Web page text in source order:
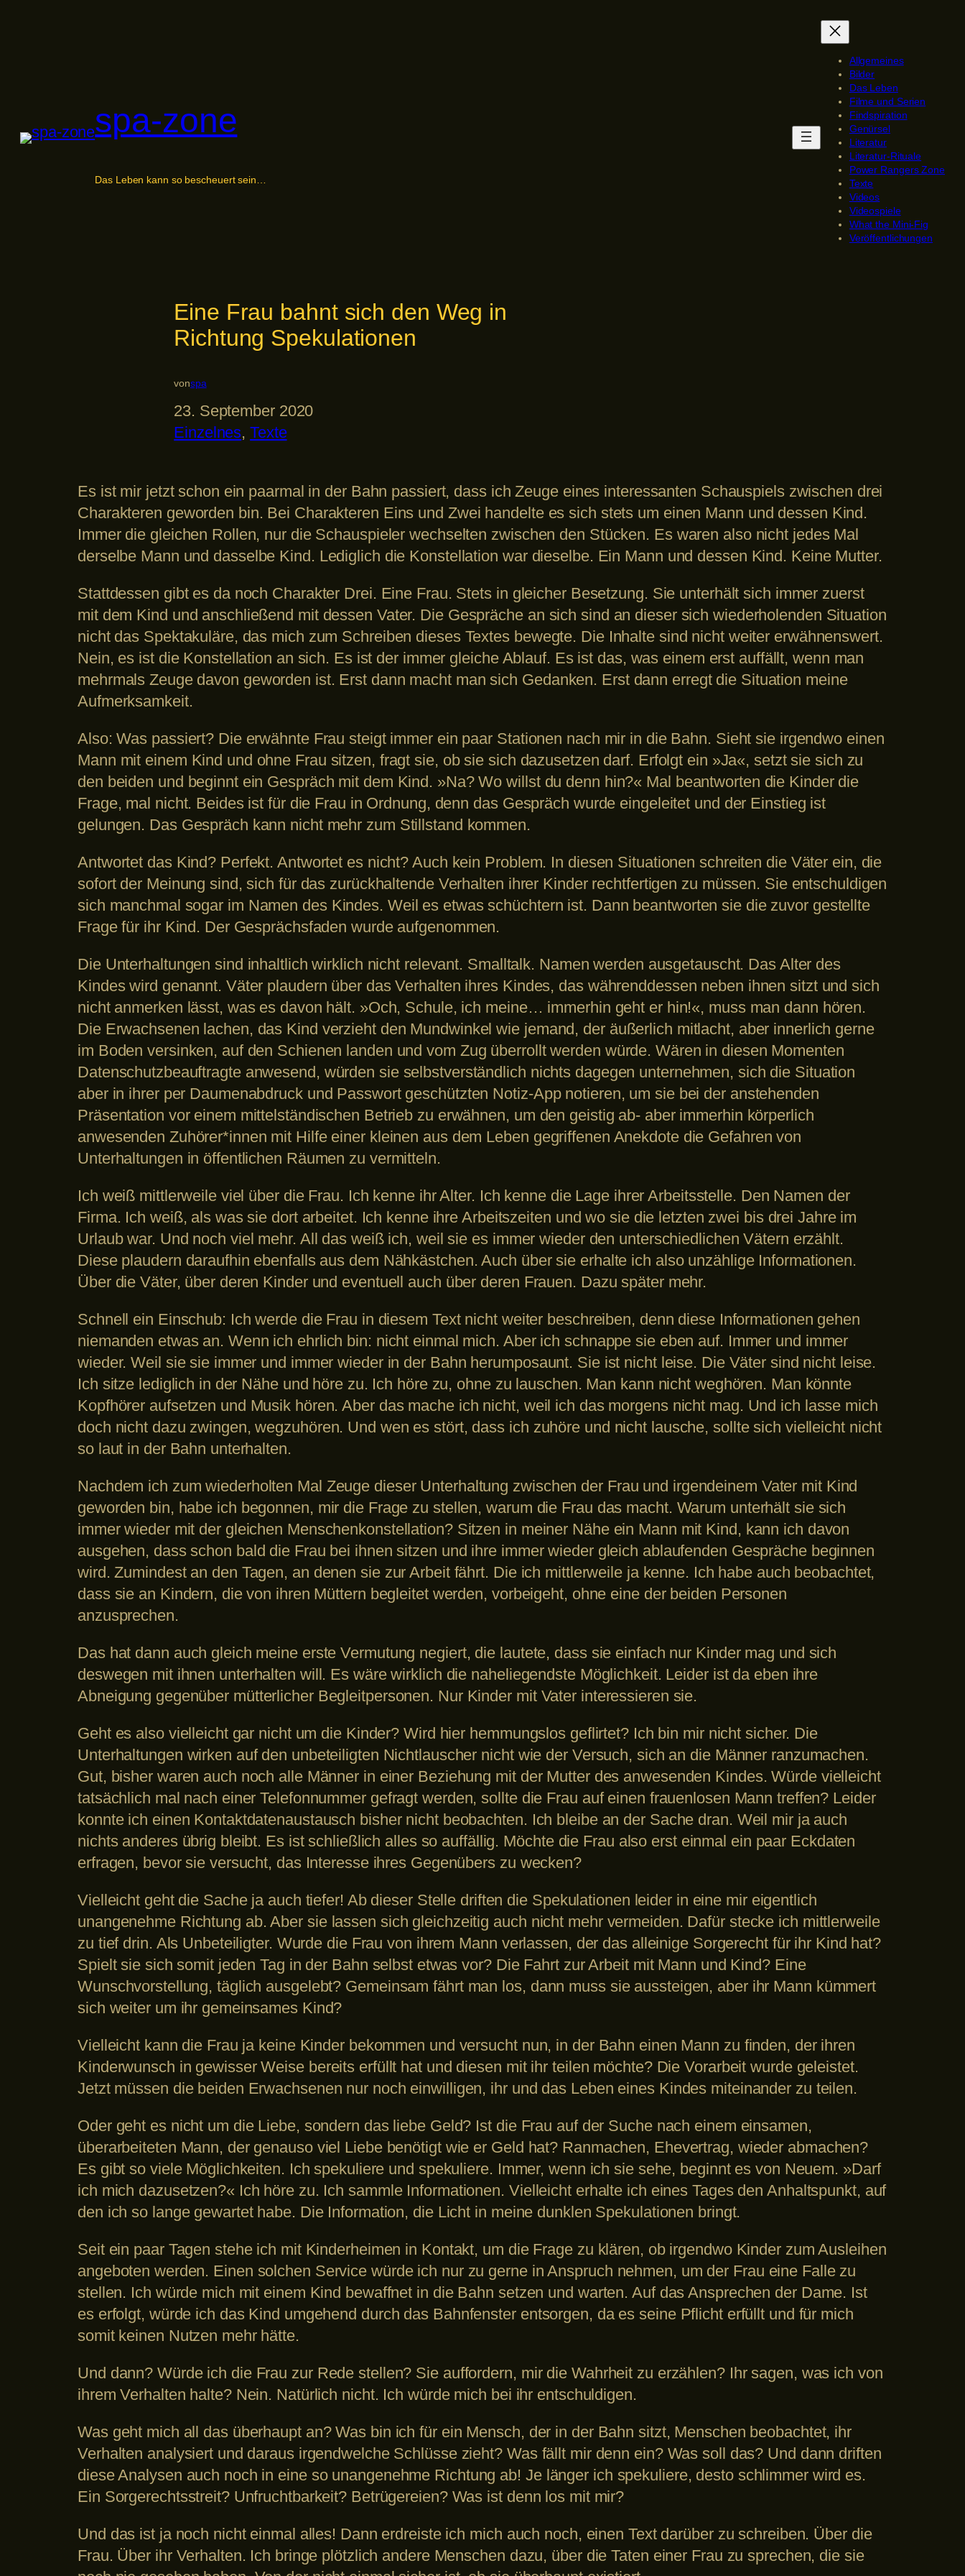
spa-zone
Das Leben kann so bescheuert sein…
Allgemeines
Bilder
Das Leben
Filme und Serien
Findspiration
Genürsel
Literatur
Literatur-Rituale
Power Rangers Zone
Texte
Videos
Videospiele
What the Mini-Fig
Veröffentlichungen
Eine Frau bahnt sich den Weg in
Richtung Spekulationen
vonspa
23. September 2020
Einzelnes, Texte
Es ist mir jetzt schon ein paarmal in der Bahn passiert, dass ich Zeuge eines interessanten Schauspiels zwischen drei
Charakteren geworden bin. Bei Charakteren Eins und Zwei handelte es sich stets um einen Mann und dessen Kind.
Immer die gleichen Rollen, nur die Schauspieler wechselten zwischen den Stücken. Es waren also nicht jedes Mal
derselbe Mann und dasselbe Kind. Lediglich die Konstellation war dieselbe. Ein Mann und dessen Kind. Keine Mutter.
Stattdessen gibt es da noch Charakter Drei. Eine Frau. Stets in gleicher Besetzung. Sie unterhält sich immer zuerst
mit dem Kind und anschließend mit dessen Vater. Die Gespräche an sich sind an dieser sich wiederholenden Situation
nicht das Spektakuläre, das mich zum Schreiben dieses Textes bewegte. Die Inhalte sind nicht weiter erwähnenswert.
Nein, es ist die Konstellation an sich. Es ist der immer gleiche Ablauf. Es ist das, was einem erst auffällt, wenn man
mehrmals Zeuge davon geworden ist. Erst dann macht man sich Gedanken. Erst dann erregt die Situation meine
Aufmerksamkeit.
Also: Was passiert? Die erwähnte Frau steigt immer ein paar Stationen nach mir in die Bahn. Sieht sie irgendwo einen
Mann mit einem Kind und ohne Frau sitzen, fragt sie, ob sie sich dazusetzen darf. Erfolgt ein »Ja«, setzt sie sich zu
den beiden und beginnt ein Gespräch mit dem Kind. »Na? Wo willst du denn hin?« Mal beantworten die Kinder die
Frage, mal nicht. Beides ist für die Frau in Ordnung, denn das Gespräch wurde eingeleitet und der Einstieg ist
gelungen. Das Gespräch kann nicht mehr zum Stillstand kommen.
Antwortet das Kind? Perfekt. Antwortet es nicht? Auch kein Problem. In diesen Situationen schreiten die Väter ein, die
sofort der Meinung sind, sich für das zurückhaltende Verhalten ihrer Kinder rechtfertigen zu müssen. Sie entschuldigen
sich manchmal sogar im Namen des Kindes. Weil es etwas schüchtern ist. Dann beantworten sie die zuvor gestellte
Frage für ihr Kind. Der Gesprächsfaden wurde aufgenommen.
Die Unterhaltungen sind inhaltlich wirklich nicht relevant. Smalltalk. Namen werden ausgetauscht. Das Alter des
Kindes wird genannt. Väter plaudern über das Verhalten ihres Kindes, das währenddessen neben ihnen sitzt und sich
nicht anmerken lässt, was es davon hält. »Och, Schule, ich meine… immerhin geht er hin!«, muss man dann hören.
Die Erwachsenen lachen, das Kind verzieht den Mundwinkel wie jemand, der äußerlich mitlacht, aber innerlich gerne
im Boden versinken, auf den Schienen landen und vom Zug überrollt werden würde. Wären in diesen Momenten
Datenschutzbeauftragte anwesend, würden sie selbstverständlich nichts dagegen unternehmen, sich die Situation
aber in ihrer per Daumenabdruck und Passwort geschützten Notiz-App notieren, um sie bei der anstehenden
Präsentation vor einem mittelständischen Betrieb zu erwähnen, um den geistig ab- aber immerhin körperlich
anwesenden Zuhörer*innen mit Hilfe einer kleinen aus dem Leben gegriffenen Anekdote die Gefahren von
Unterhaltungen in öffentlichen Räumen zu vermitteln.
Ich weiß mittlerweile viel über die Frau. Ich kenne ihr Alter. Ich kenne die Lage ihrer Arbeitsstelle. Den Namen der
Firma. Ich weiß, als was sie dort arbeitet. Ich kenne ihre Arbeitszeiten und wo sie die letzten zwei bis drei Jahre im
Urlaub war. Und noch viel mehr. All das weiß ich, weil sie es immer wieder den unterschiedlichen Vätern erzählt.
Diese plaudern daraufhin ebenfalls aus dem Nähkästchen. Auch über sie erhalte ich also unzählige Informationen.
Über die Väter, über deren Kinder und eventuell auch über deren Frauen. Dazu später mehr.
Schnell ein Einschub: Ich werde die Frau in diesem Text nicht weiter beschreiben, denn diese Informationen gehen
niemanden etwas an. Wenn ich ehrlich bin: nicht einmal mich. Aber ich schnappe sie eben auf. Immer und immer
wieder. Weil sie sie immer und immer wieder in der Bahn herumposaunt. Sie ist nicht leise. Die Väter sind nicht leise.
Ich sitze lediglich in der Nähe und höre zu. Ich höre zu, ohne zu lauschen. Man kann nicht weghören. Man könnte
Kopfhörer aufsetzen und Musik hören. Aber das mache ich nicht, weil ich das morgens nicht mag. Und ich lasse mich
doch nicht dazu zwingen, wegzuhören. Und wen es stört, dass ich zuhöre und nicht lausche, sollte sich vielleicht nicht
so laut in der Bahn unterhalten.
Nachdem ich zum wiederholten Mal Zeuge dieser Unterhaltung zwischen der Frau und irgendeinem Vater mit Kind
geworden bin, habe ich begonnen, mir die Frage zu stellen, warum die Frau das macht. Warum unterhält sie sich
immer wieder mit der gleichen Menschenkonstellation? Sitzen in meiner Nähe ein Mann mit Kind, kann ich davon
ausgehen, dass schon bald die Frau bei ihnen sitzen und ihre immer wieder gleich ablaufenden Gespräche beginnen
wird. Zumindest an den Tagen, an denen sie zur Arbeit fährt. Die ich mittlerweile ja kenne. Ich habe auch beobachtet,
dass sie an Kindern, die von ihren Müttern begleitet werden, vorbeigeht, ohne eine der beiden Personen
anzusprechen.
Das hat dann auch gleich meine erste Vermutung negiert, die lautete, dass sie einfach nur Kinder mag und sich
deswegen mit ihnen unterhalten will. Es wäre wirklich die naheliegendste Möglichkeit. Leider ist da eben ihre
Abneigung gegenüber mütterlicher Begleitpersonen. Nur Kinder mit Vater interessieren sie.
Geht es also vielleicht gar nicht um die Kinder? Wird hier hemmungslos geflirtet? Ich bin mir nicht sicher. Die
Unterhaltungen wirken auf den unbeteiligten Nichtlauscher nicht wie der Versuch, sich an die Männer ranzumachen.
Gut, bisher waren auch noch alle Männer in einer Beziehung mit der Mutter des anwesenden Kindes. Würde vielleicht
tatsächlich mal nach einer Telefonnummer gefragt werden, sollte die Frau auf einen frauenlosen Mann treffen? Leider
konnte ich einen Kontaktdatenaustausch bisher nicht beobachten. Ich bleibe an der Sache dran. Weil mir ja auch
nichts anderes übrig bleibt. Es ist schließlich alles so auffällig. Möchte die Frau also erst einmal ein paar Eckdaten
erfragen, bevor sie versucht, das Interesse ihres Gegenübers zu wecken?
Vielleicht geht die Sache ja auch tiefer! Ab dieser Stelle driften die Spekulationen leider in eine mir eigentlich
unangenehme Richtung ab. Aber sie lassen sich gleichzeitig auch nicht mehr vermeiden. Dafür stecke ich mittlerweile
zu tief drin. Als Unbeteiligter. Wurde die Frau von ihrem Mann verlassen, der das alleinige Sorgerecht für ihr Kind hat?
Spielt sie sich somit jeden Tag in der Bahn selbst etwas vor? Die Fahrt zur Arbeit mit Mann und Kind? Eine
Wunschvorstellung, täglich ausgelebt? Gemeinsam fährt man los, dann muss sie aussteigen, aber ihr Mann kümmert
sich weiter um ihr gemeinsames Kind?
Vielleicht kann die Frau ja keine Kinder bekommen und versucht nun, in der Bahn einen Mann zu finden, der ihren
Kinderwunsch in gewisser Weise bereits erfüllt hat und diesen mit ihr teilen möchte? Die Vorarbeit wurde geleistet.
Jetzt müssen die beiden Erwachsenen nur noch einwilligen, ihr und das Leben eines Kindes miteinander zu teilen.
Oder geht es nicht um die Liebe, sondern das liebe Geld? Ist die Frau auf der Suche nach einem einsamen,
überarbeiteten Mann, der genauso viel Liebe benötigt wie er Geld hat? Ranmachen, Ehevertrag, wieder abmachen?
Es gibt so viele Möglichkeiten. Ich spekuliere und spekuliere. Immer, wenn ich sie sehe, beginnt es von Neuem. »Darf
ich mich dazusetzen?« Ich höre zu. Ich sammle Informationen. Vielleicht erhalte ich eines Tages den Anhaltspunkt, auf
den ich so lange gewartet habe. Die Information, die Licht in meine dunklen Spekulationen bringt.
Seit ein paar Tagen stehe ich mit Kinderheimen in Kontakt, um die Frage zu klären, ob irgendwo Kinder zum Ausleihen
angeboten werden. Einen solchen Service würde ich nur zu gerne in Anspruch nehmen, um der Frau eine Falle zu
stellen. Ich würde mich mit einem Kind bewaffnet in die Bahn setzen und warten. Auf das Ansprechen der Dame. Ist
es erfolgt, würde ich das Kind umgehend durch das Bahnfenster entsorgen, da es seine Pflicht erfüllt und für mich
somit keinen Nutzen mehr hätte.
Und dann? Würde ich die Frau zur Rede stellen? Sie auffordern, mir die Wahrheit zu erzählen? Ihr sagen, was ich von
ihrem Verhalten halte? Nein. Natürlich nicht. Ich würde mich bei ihr entschuldigen.
Was geht mich all das überhaupt an? Was bin ich für ein Mensch, der in der Bahn sitzt, Menschen beobachtet, ihr
Verhalten analysiert und daraus irgendwelche Schlüsse zieht? Was fällt mir denn ein? Was soll das? Und dann driften
diese Analysen auch noch in eine so unangenehme Richtung ab! Je länger ich spekuliere, desto schlimmer wird es.
Ein Sorgerechtsstreit? Unfruchtbarkeit? Betrügereien? Was ist denn los mit mir?
Und das ist ja noch nicht einmal alles! Dann erdreiste ich mich auch noch, einen Text darüber zu schreiben. Über die
Frau. Über ihr Verhalten. Ich bringe plötzlich andere Menschen dazu, über die Taten einer Frau zu sprechen, die sie